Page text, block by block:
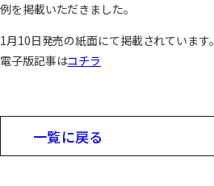
例を掲載いただきました。
1月10日発売の紙面にて掲載されています。
電子版記事はコチラ
一覧に戻る